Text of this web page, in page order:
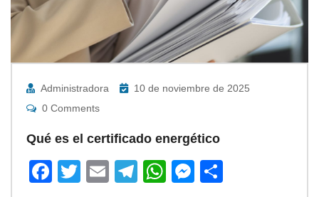
Administradora
10 de noviembre de 2025
0 Comments
Qué es el certificado energético
Facebook
Twitter
EmailTelegram
WhatsApp
Messenger